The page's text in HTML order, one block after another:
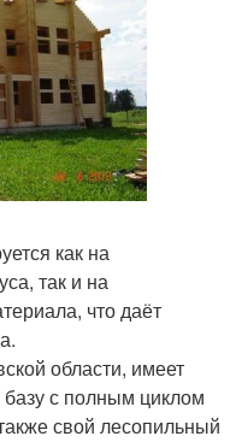
как на
так и на
что даёт
области, имеет
с полным циклом
свой лесопильный